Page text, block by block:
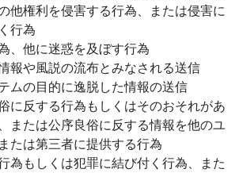
他権利を侵害する行為、または侵害に
行為
、他に迷惑を及ぼす行為
報や風説の流布とみなされる送信
ムの目的に逸脱した情報の送信
に反する行為もしくはそのおそれがあ
または公序良俗に反する情報を他のユ
たは第三者に提供する行為
為もしくは犯罪に結び付く行為、また